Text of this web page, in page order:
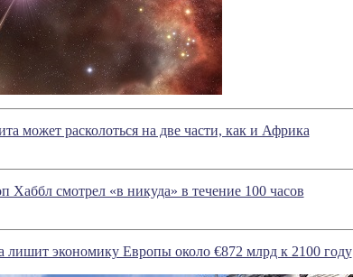
может расколоться на две части, как и Африка
Хаббл смотрел «в никуда» в течение 100 часов
лишит экономику Европы около €872 млрд к 2100 году